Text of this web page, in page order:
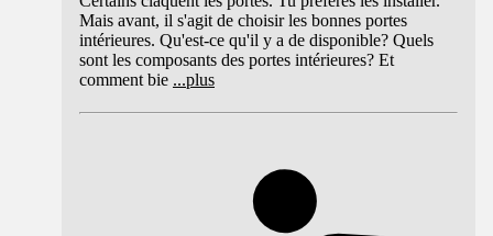
Mais avant, il s'agit de choisir les bonnes portes
intérieures. Qu'est-ce qu'il y a de disponible? Quels
sont les composants des portes intérieures? Et
comment bie ...plus